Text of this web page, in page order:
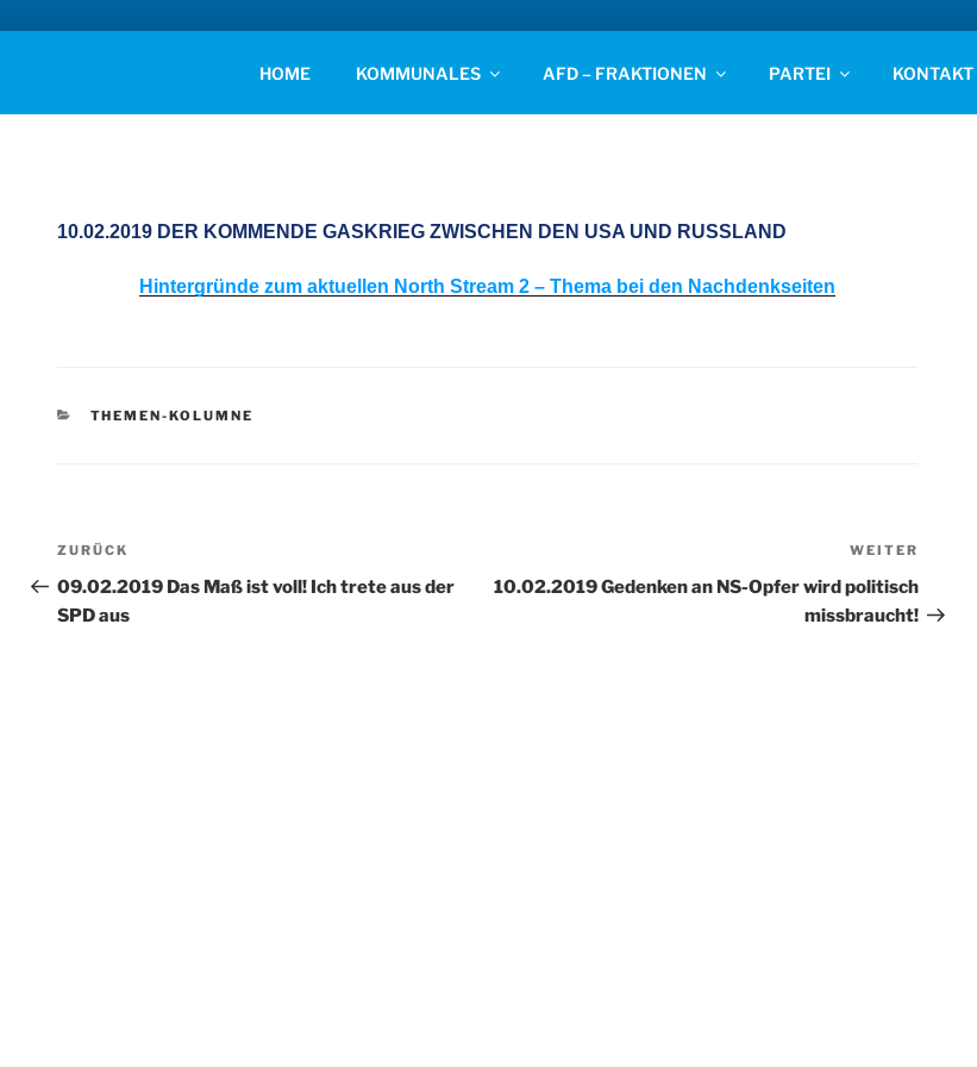
AFD KREISVERBAND STADE
Unsere Politik für Deutschland!
HOME KOMMUNALES AFD – FRAKTIONEN PARTEI KONTAKT
10.02.2019 DER KOMMENDE GASKRIEG ZWISCHEN DEN USA UND RUSSLAND
Hintergründe zum aktuellen North Stream 2 – Thema bei den Nachdenkseiten
KATEGORIEN
THEMEN-KOLUMNE
Beitragsnavigation
Vorheriger
Beitrag
ZURÜCK
09.02.2019 Das Maß ist voll! Ich trete aus der
SPD aus
Beitrag
WEITER
10.02.2019 Gedenken an NS-Opfer wird politisch
missbraucht!